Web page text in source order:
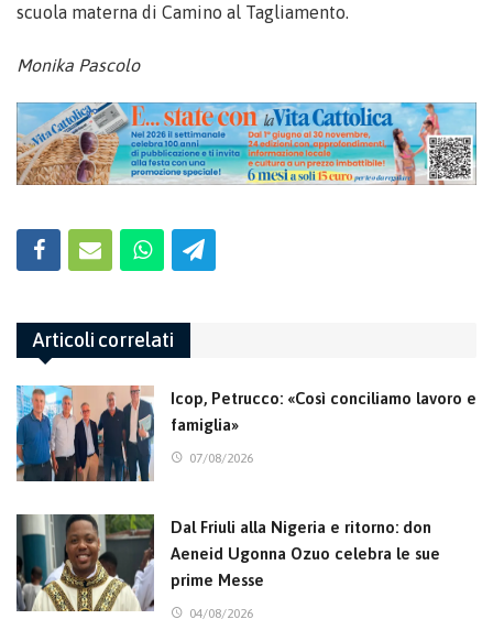
scuola materna di Camino al Tagliamento.
Monika Pascolo
Articoli correlati
Icop, Petrucco: «Così conciliamo lavoro e
famiglia»
07/08/2026
Dal Friuli alla Nigeria e ritorno: don
Aeneid Ugonna Ozuo celebra le sue
prime Messe
04/08/2026